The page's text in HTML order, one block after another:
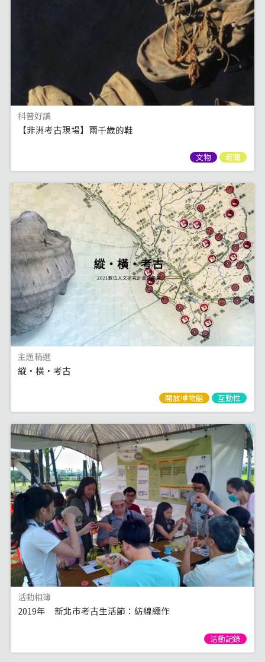
科普好讀
【非洲考古現場】兩千歲的鞋
文物 新聞
主題精選
縱‧橫‧考古
開放博物館 互動性
活動相簿
2019年 新北市考古生活節：紡線繩作
活動記錄